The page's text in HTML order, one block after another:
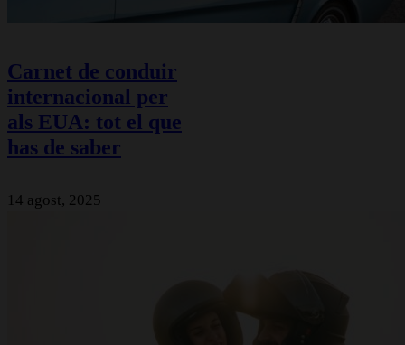
Carnet de conduir
internacional per
als EUA: tot el que
has de saber
14 agost, 2025